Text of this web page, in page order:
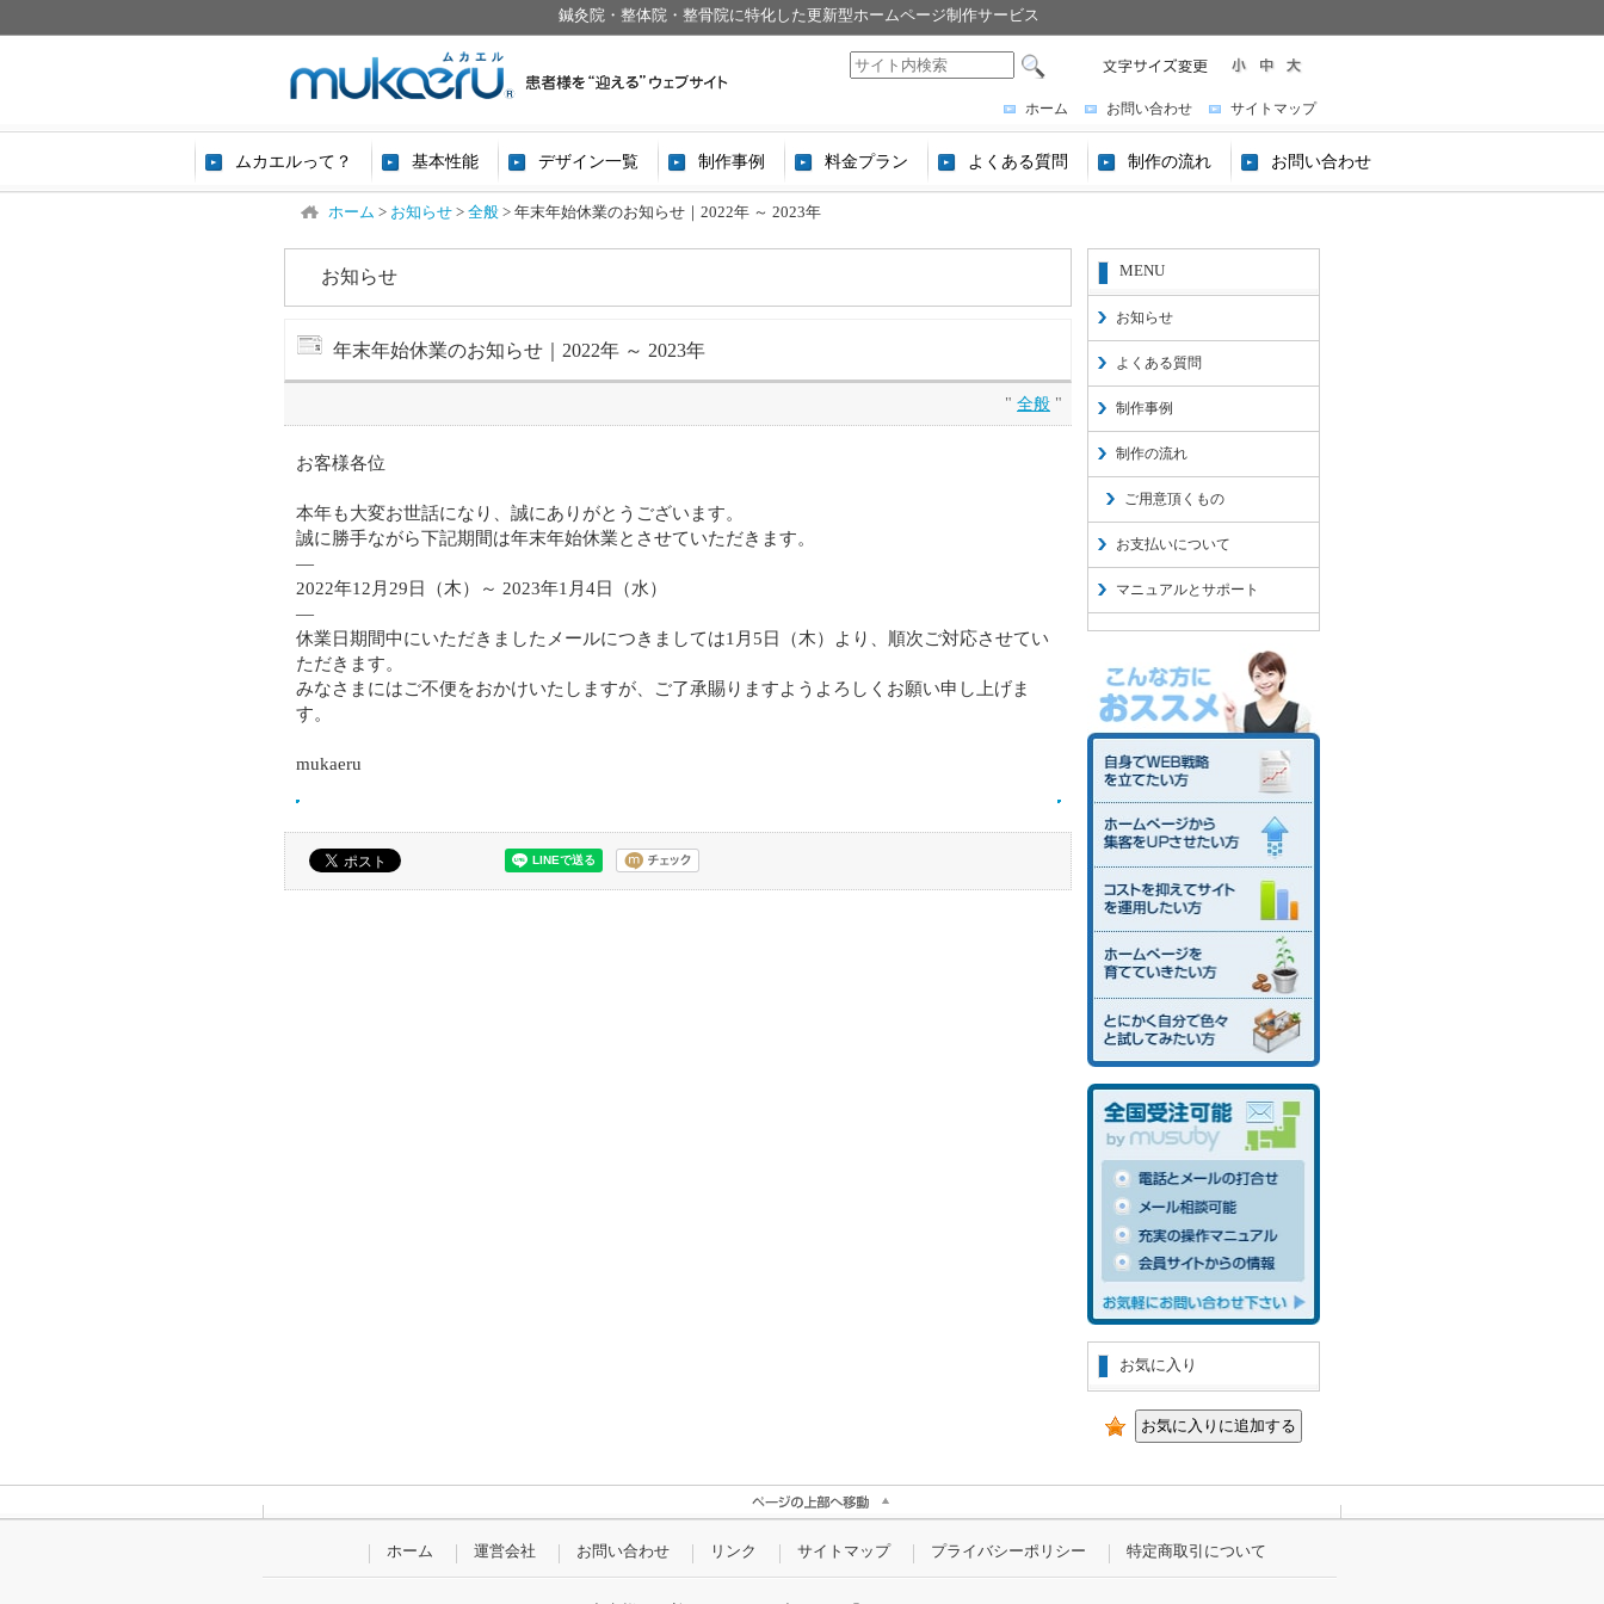
鍼灸院・整体院・整骨院に特化した更新型ホームページ制作サービス
ホーム お問い合わせ サイトマップ
ムカエルって？ 基本性能 デザイン一覧 制作事例 料金プラン よくある質問 制作の流れ お問い合わせ
ホーム > お知らせ > 全般 > 年末年始休業のお知らせ｜2022年 ～ 2023年
お知らせ
年末年始休業のお知らせ｜2022年 ～ 2023年
" 全般 "
お客様各位
本年も大変お世話になり、誠にありがとうございます。
誠に勝手ながら下記期間は年末年始休業とさせていただきます。
—
2022年12月29日（木）～ 2023年1月4日（水）
—
休業日期間中にいただきましたメールにつきましては1月5日（木）より、順次ご対応させてい
ただきます。
みなさまにはご不便をおかけいたしますが、ご了承賜りますようよろしくお願い申し上げま
す。
mukaeru
MENU
お知らせ
よくある質問
制作事例
制作の流れ
ご用意頂くもの
お支払いについて
マニュアルとサポート
お気に入り
ホーム 運営会社 お問い合わせ リンク サイトマップ プライバシーポリシー 特定商取引について